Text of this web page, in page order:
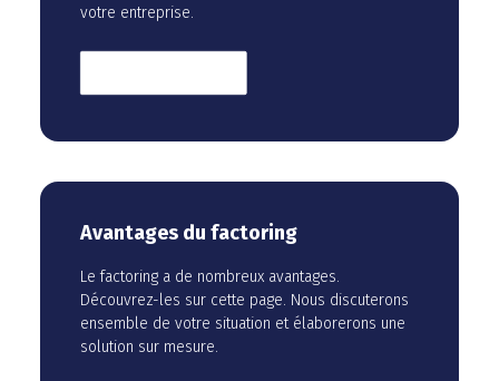
votre entreprise.
Avantages du factoring
Le factoring a de nombreux avantages.
Découvrez-les sur cette page. Nous discuterons
ensemble de votre situation et élaborerons une
solution sur mesure.